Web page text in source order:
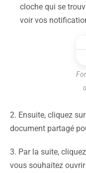
cloche qui se
voir vos
2. Ensuite, cliquez
document partagé
3. Par la suite,
vous souhaitez